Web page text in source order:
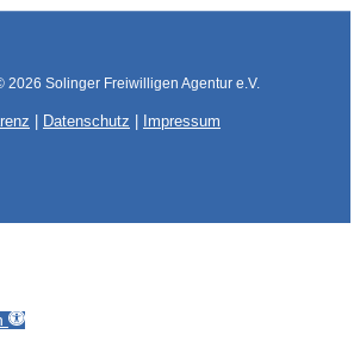
2026 Solinger Freiwilligen Agentur e.V.
Datenschutz Impressum